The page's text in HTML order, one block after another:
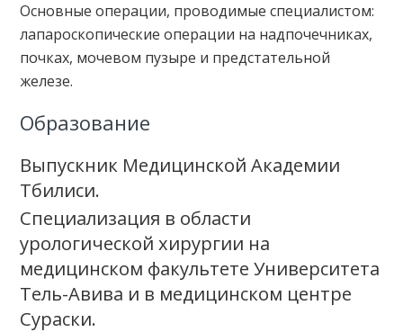
Основные операции, проводимые специалистом:
лапароскопические операции на надпочечниках,
почках, мочевом пузыре и предстательной
железе.
Образование
Выпускник Медицинской Академии
Тбилиси.
Специализация в области
урологической хирургии на
медицинском факультете Университета
Тель-Авива и в медицинском центре
Сураски.